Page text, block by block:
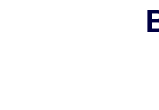
Enriqueça sua biblioteca